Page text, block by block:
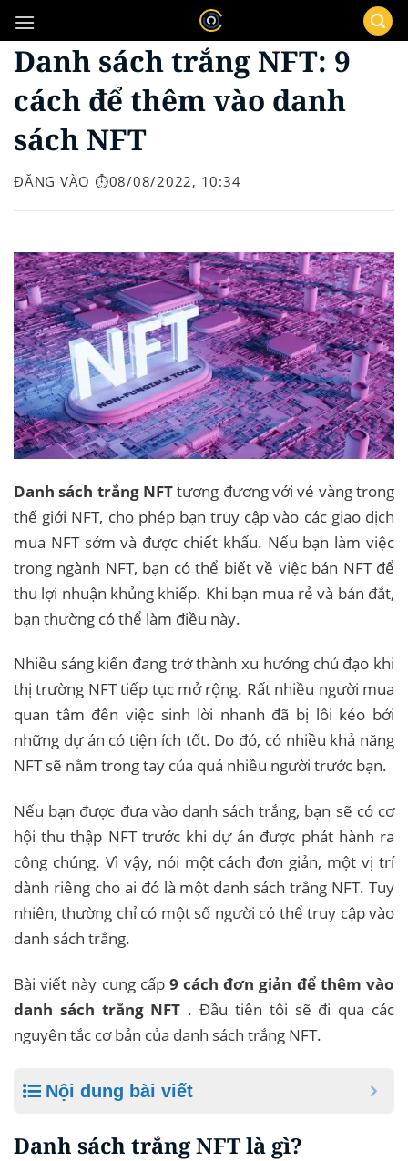
qua
nội
Danh sách trắng NFT: 9
cách để thêm vào danh
sách NFT
ĐĂNG VÀO ⏱️08/08/2022, 10:34
Danh sách trắng NFTtương đương với vé vàng trong
thế giới NFT, cho phép bạn truy cập vào các giao dịch
mua NFT sớm và được chiết khấu. Nếu bạn làm việc
trong ngành NFT, bạn có thể biết về việc bán NFT để
thu lợi nhuận khủng khiếp. Khi bạn mua rẻ và bán đắt,
bạn thường có thể làm điều này.
Nhiều sáng kiến ​​đang trở thành xu hướng chủ đạo khi
thị trường NFT tiếp tục mở rộng. Rất nhiều người mua
quan tâm đến việc sinh lời nhanh đã bị lôi kéo bởi
những dự án có tiện ích tốt. Do đó, có nhiều khả năng
NFT sẽ nằm trong tay của quá nhiều người trước bạn.
Nếu bạn được đưa vào danh sách trắng, bạn sẽ có cơ
hội thu thập NFT trước khi dự án được phát hành ra
công chúng. Vì vậy, nói một cách đơn giản, một vị trí
dành riêng cho ai đó là một danh sách trắng NFT. Tuy
nhiên, thường chỉ có một số người có thể truy cập vào
danh sách trắng.
Bài viết này cung cấp 9 cách đơn giản để thêm vào
danh sách trắng NFT . Đầu tiên tôi sẽ đi qua các
nguyên tắc cơ bản của danh sách trắng NFT.
Nội dung bài viết
Danh sách trắng NFT là gì?